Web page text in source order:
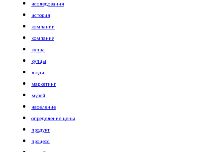
исследования
история
компании
компания
купца
купцы
люди
маркетинг
музей
население
определение цены
продукт
процесс